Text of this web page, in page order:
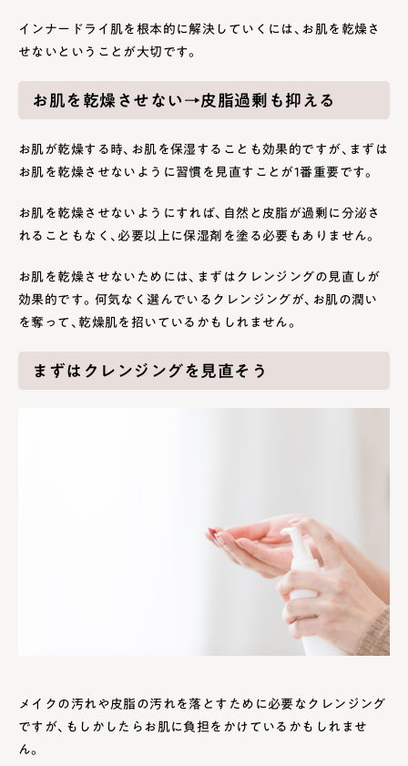
インナードライ肌を根本的に解決していくには、お肌を乾燥さ
せないということが大切です。
お肌を乾燥させない→皮脂過剰も抑える
お肌が乾燥する時、お肌を保湿することも効果的ですが、まずは
お肌を乾燥させないように習慣を見直すことが1番重要です。
お肌を乾燥させないようにすれば、自然と皮脂が過剰に分泌さ
れることもなく、必要以上に保湿剤を塗る必要もありません。
お肌を乾燥させないためには、まずはクレンジングの見直しが
効果的です。何気なく選んでいるクレンジングが、お肌の潤い
を奪って、乾燥肌を招いているかもしれません。
まずはクレンジングを見直そう
メイクの汚れや皮脂の汚れを落とすために必要なクレンジング
ですが、もしかしたらお肌に負担をかけているかもしれませ
ん。